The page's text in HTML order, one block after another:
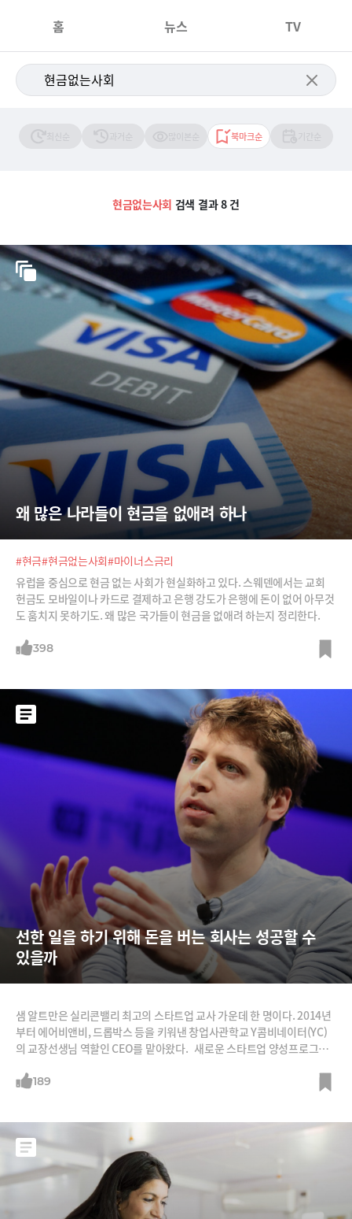
홈 뉴스 TV
북마크순
현금없는사회 검색 결과 8 건
왜 많은 나라들이 현금을 없애려 하나
#현금#현금없는사회#마이너스금리
유럽을 중심으로 현금 없는 사회가 현실화하고 있다. 스웨덴에서는 교회
헌금도 모바일이나 카드로 결제하고 은행 강도가 은행에 돈이 없어 아무것
도 훔치지 못하기도. 왜 많은 국가들이 현금을 없애려 하는지 정리한다.
398
선한 일을 하기 위해 돈을 버는 회사는 성공할 수
있을까
샘 알트만은 실리콘밸리 최고의 스타트업 교사 가운데 한 명이다. 2014년
부터 에어비앤비, 드롭박스 등을 키워낸 창업사관학교 Y콤비네이터(YC)
의 교장선생님 역할인 CEO를 맡아왔다. 새로운 스타트업 양성프로그램
대 1의 경쟁을 뚫어야 했는데 무료 ‘온라인 스타트업 스쿨’을 열었고 구직
189